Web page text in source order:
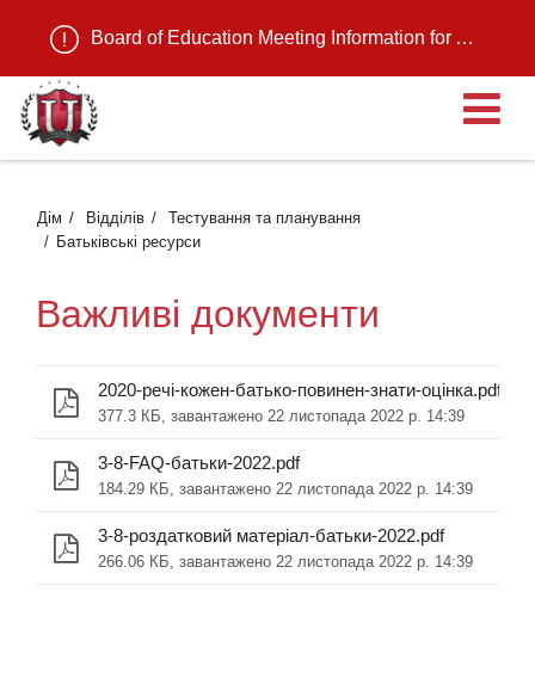
Board of Education Meeting Information for August 11, 2026
Дім Відділів
Тестування та планування
Батьківські ресурси
Важливі документи
2020-речі-кожен-батько-повинен-знати-оцінка.pdf
377.3 КБ, завантажено 22 листопада 2022 р. 14:39
3-8-FAQ-батьки-2022.pdf
184.29 КБ, завантажено 22 листопада 2022 р. 14:39
3-8-роздатковий матеріал-батьки-2022.pdf
266.06 КБ, завантажено 22 листопада 2022 р. 14:39